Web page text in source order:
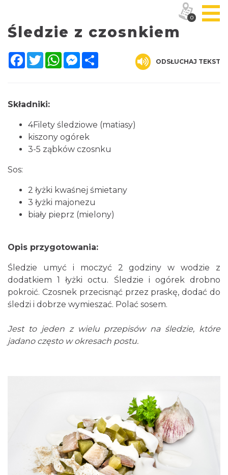
Śledzie z czosnkiem
Facebook
TwitterWhatsAppMessenger
ODSŁUCHAJ TEKST
Składniki:
4Filety śledziowe (matiasy)
kiszony ogórek
3-5 ząbków czosnku
Sos:
2 łyżki kwaśnej śmietany
3 łyżki majonezu
biały pieprz (mielony)
Opis przygotowania:
Śledzie umyć i moczyć 2 godziny w wodzie z
dodatkiem 1 łyżki octu. Śledzie i ogórek drobno
pokroić. Czosnek przecisnąć przez praskę, dodać do
śledzi i dobrze wymieszać. Polać sosem.
Jest to jeden z wielu przepisów na śledzie, które
jadano często w okresach postu.
0